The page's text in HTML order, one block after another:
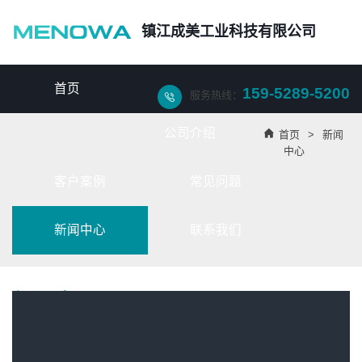
镇江成美工业科技有限公司
 服务热线： 159-5289-5200
首页
新闻中心
 首页 >
新闻
中心